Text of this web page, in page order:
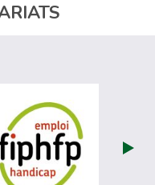
site de Agefiph (nouvelle
visiter les